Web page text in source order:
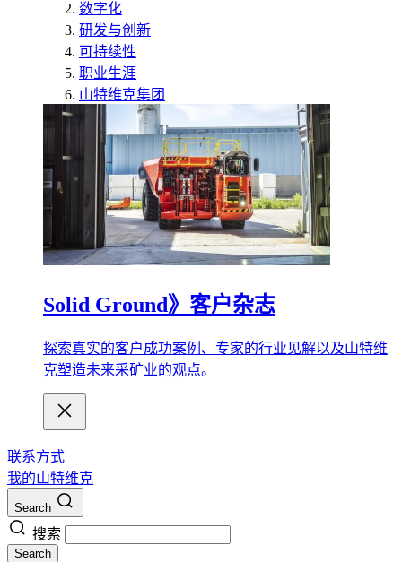
数字化
研发与创新
可持续性
职业生涯
山特维克集团
Solid Ground》客户杂志
探索真实的客户成功案例、专家的行业见解以及山特维
克塑造未来采矿业的观点。
联系方式
我的山特维克
Search
搜索
Search